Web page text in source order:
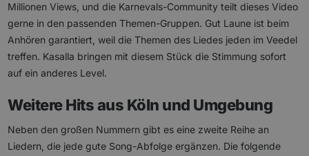
Millionen Views, und die Karnevals-Community teilt dieses Video
gerne in den passenden Themen-Gruppen. Gut Laune ist beim
Anhören garantiert, weil die Themen des Liedes jeden im Veedel
treffen. Kasalla bringen mit diesem Stück die Stimmung sofort
auf ein anderes Level.
Weitere Hits aus Köln und Umgebung
Neben den großen Nummern gibt es eine zweite Reihe an
Liedern, die jede gute Song-Abfolge ergänzen. Die folgende